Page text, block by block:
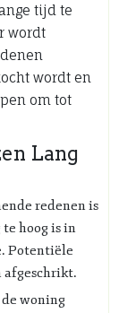
tijd te
wordt
wordt en
om tot
Lang
redenen is
hoog is in
Potentiële
afgeschrikt.
woning